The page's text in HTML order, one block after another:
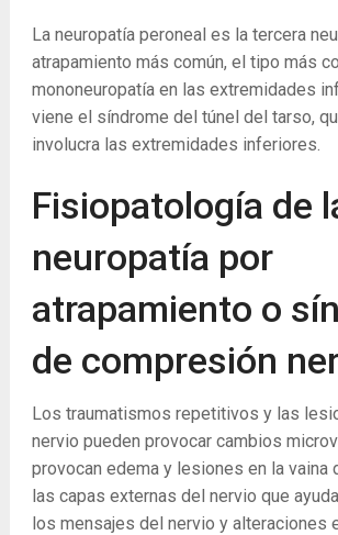
La neuropatía peroneal es la tercera
atrapamiento más común, el tipo más
mononeuropatía en las extremidades
viene el síndrome del túnel del tarso,
involucra las extremidades inferiores.
Fisiopatología de
neuropatía por
atrapamiento o
de compresión
Los traumatismos repetitivos y las
nervio pueden provocar cambios
provocan edema y lesiones en la vaina
las capas externas del nervio que
los mensajes del nervio y alteraciones